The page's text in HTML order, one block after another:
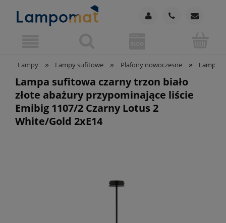
Lampy » Lampy sufitowe » Plafony nowoczesne » Lampa
Lampa sufitowa czarny trzon biało
złote abażury przypominające liście
Emibig 1107/2 Czarny Lotus 2
White/Gold 2xE14